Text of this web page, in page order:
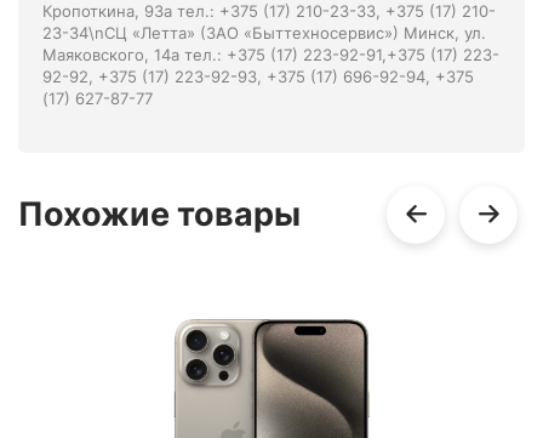
Кропоткина, 93а тел.: +375 (17) 210-23-33, +375 (17) 210-
23-34\nСЦ «Летта» (ЗАО «Быттехносервис») Минск, ул.
Маяковского, 14а тел.: +375 (17) 223-92-91,+375 (17) 223-
92-92, +375 (17) 223-92-93, +375 (17) 696-92-94, +375
(17) 627-87-77
Похожие товары